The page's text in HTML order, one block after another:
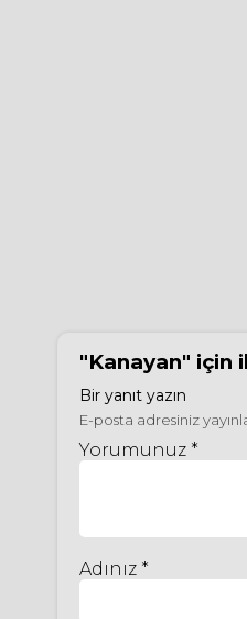
"Kanayan" için
Bir yanıt yazın
E-posta adresiniz
Yorumunuz *
Adınız *